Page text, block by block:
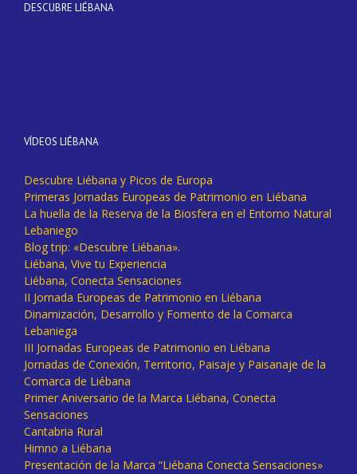
DESCUBRE LIÉBANA
VÍDEOS LIÉBANA
Descubre Liébana y Picos de Europa
Primeras Jornadas Europeas de Patrimonio en Liébana
La huella de la Reserva de la Biosfera en el Entorno Natural
Lebaniego
Blog trip: «Descubre Liébana».
Liébana, Vive tu Experiencia
Liébana, Conecta Sensaciones
II Jornada Europeas de Patrimonio en Liébana
Dinamización, Desarrollo y Fomento de la Comarca
Lebaniega
III Jornadas Europeas de Patrimonio en Liébana
Jornadas de Conexión, Territorio, Paisaje y Paisanaje de la
Comarca de Liébana
Primer Aniversario de la Marca Liébana, Conecta
Sensaciones
Cantabria Rural
Himno a Liébana
Presentación de la Marca “Liébana Conecta Sensaciones»